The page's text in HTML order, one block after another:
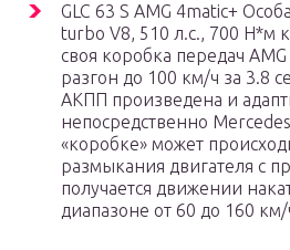
GLC 63 S AMG 4matic+
turbo V8, 510 л.с., 700 Н*м
своя коробка передач
разгон до 100 км/ч за 3.8
АКПП произведена и
непосредственно
«коробке» может
размыкания двигателя с
получается движении
диапазоне от 60 до 160 км/